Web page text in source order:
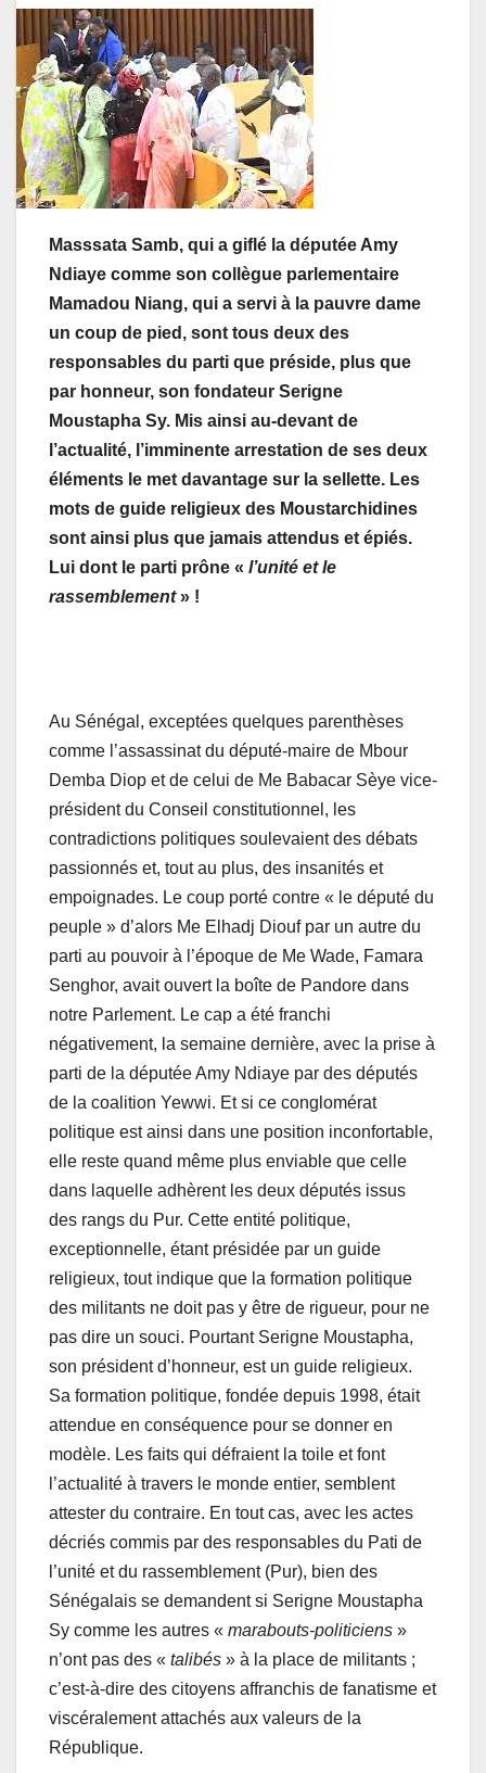
Masssata Samb, qui a giflé la députée Amy
Ndiaye comme son collègue parlementaire
Mamadou Niang, qui a servi à la pauvre dame
un coup de pied, sont tous deux des
responsables du parti que préside, plus que
par honneur, son fondateur Serigne
Moustapha Sy. Mis ainsi au-devant de
l’actualité, l’imminente arrestation de ses deux
éléments le met davantage sur la sellette. Les
mots de guide religieux des Moustarchidines
sont ainsi plus que jamais attendus et épiés.
Lui dont le parti prône « l’unité et le
rassemblement» !
Au Sénégal, exceptées quelques parenthèses
comme l’assassinat du député-maire de Mbour
Demba Diop et de celui de Me Babacar Sèye vice-
président du Conseil constitutionnel, les
contradictions politiques soulevaient des débats
passionnés et, tout au plus, des insanités et
empoignades. Le coup porté contre « le député du
peuple » d’alors Me Elhadj Diouf par un autre du
parti au pouvoir à l’époque de Me Wade, Famara
Senghor, avait ouvert la boîte de Pandore dans
notre Parlement. Le cap a été franchi
négativement, la semaine dernière, avec la prise à
parti de la députée Amy Ndiaye par des députés
de la coalition Yewwi. Et si ce conglomérat
politique est ainsi dans une position inconfortable,
elle reste quand même plus enviable que celle
dans laquelle adhèrent les deux députés issus
des rangs du Pur. Cette entité politique,
exceptionnelle, étant présidée par un guide
religieux, tout indique que la formation politique
des militants ne doit pas y être de rigueur, pour ne
pas dire un souci. Pourtant Serigne Moustapha,
son président d’honneur, est un guide religieux.
Sa formation politique, fondée depuis 1998, était
attendue en conséquence pour se donner en
modèle. Les faits qui défraient la toile et font
l’actualité à travers le monde entier, semblent
attester du contraire. En tout cas, avec les actes
décriés commis par des responsables du Pati de
l’unité et du rassemblement (Pur), bien des
Sénégalais se demandent si Serigne Moustapha
Sy comme les autres « marabouts-politiciens »
n’ont pas des « talibés » à la place de militants ;
c’est-à-dire des citoyens affranchis de fanatisme et
viscéralement attachés aux valeurs de la
République.